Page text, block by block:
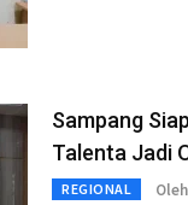
Sampang
Talenta Jadi
REGIONAL Oleh